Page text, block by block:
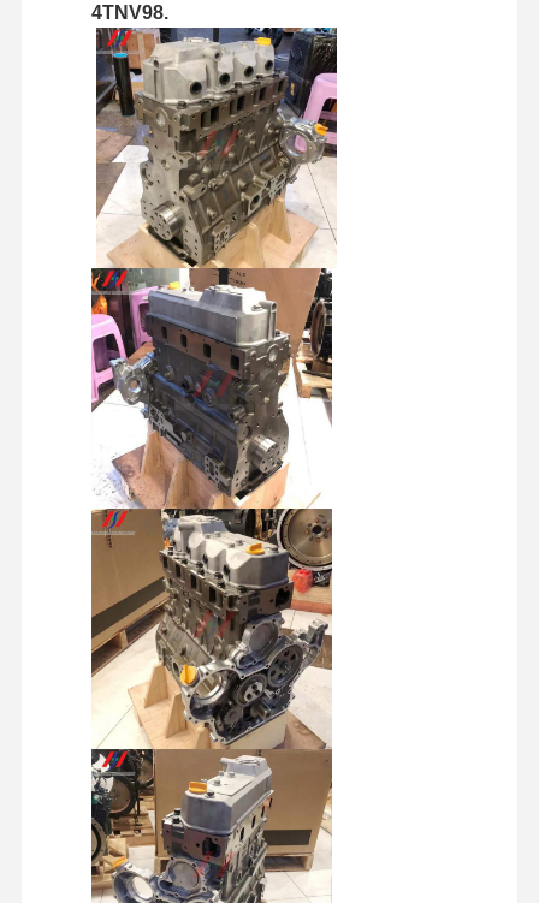
Casos
Perkins Engine
Motor Yanmar
El motor Kubota
El motor de Isuzu
Motor Cummins
motor diesel
Motor de MITSUBISHI
Motor excavador
equipo de la reconstrucción del motor
Bomba de inyección
Asamblea del turbocompresor
Otras piezas del motor
Sistema de control electrónico
componentes eléctricos del motor
Sistema de combustible del motor
Piezas hidráulicas de excavadora
4TNV98.